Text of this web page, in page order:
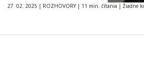
27. 02. 2025 | ROZHOVORY | 11 min. čítania | Žiadne